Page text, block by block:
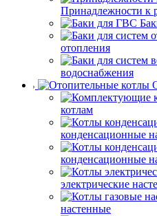
Принадлежности к
отопления
водоснабжения
котлам
конденсационные
конденсационные
электрические
настенные